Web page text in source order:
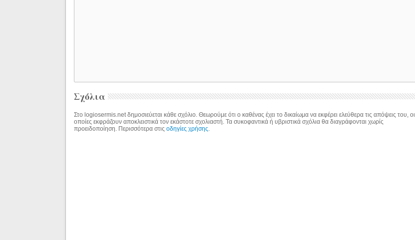
Σχόλια
Στο logiosermis.net δημοσιεύεται κάθε σχόλιο. Θεωρούμε ότι ο καθένας έχει το δικαίωμα να εκφέρει ελεύθερα τις απόψεις του, οι
οποίες εκφράζουν αποκλειστικά τον εκάστοτε σχολιαστή. Τα συκοφαντικά ή υβριστικά σχόλια θα διαγράφονται χωρίς
προειδοποίηση. Περισσότερα στιςοδηγίες χρήσης